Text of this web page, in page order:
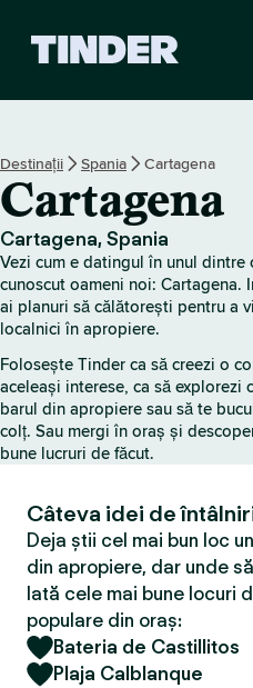
T
i
n
e
r
Destinații Spania Cartagena
Cartagena
Cartagena, Spania
Vezi cum e datingul în unul
cunoscut oameni noi:
ai planuri să călătorești pentru a
localnici în apropiere.
Folosește Tinder ca să creezi o
aceleași interese, ca să explorezi
barul din apropiere sau să te
colț. Sau mergi în oraș și
bune lucruri de făcut.
Câteva idei de
Deja știi cel mai bun loc
din apropiere, dar unde
Iată cele mai bune locuri
populare din oraș:
Bateria de Castillitos
Plaja Calblanque